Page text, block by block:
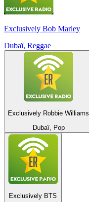
Exclusively Bob Marley
Dubaï, Reggae
Exclusively Robbie Williams
Dubaï, Pop
Exclusively BTS